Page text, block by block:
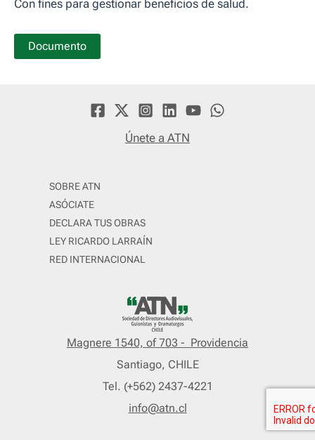
Con fines para gestionar beneficios de salud.
Documento
Únete a ATN
SOBRE ATN
ASÓCIATE
DECLARA TUS OBRAS
LEY RICARDO LARRAÍN
RED INTERNACIONAL
Magnere 1540, of 703 - Providencia
Santiago, CHILE
Tel. (+562) 2437-4221
info@atn.cl